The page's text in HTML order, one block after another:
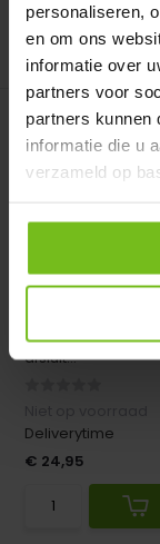
personaliseren,
en om ons
informatie over
partners voor
partners kunnen
informatie die u
verzameld op
Vergelijk
afsluitbaar met
dubbelwandig
afsluit...
Deliverytime
€ 24,95